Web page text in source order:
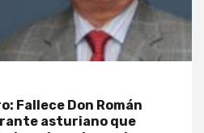
Fallece Don Román
asturiano que